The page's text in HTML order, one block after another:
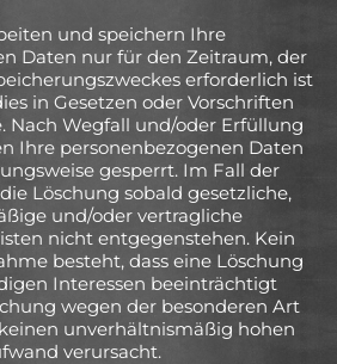
und speichern Ihre
Daten nur für den Zeitraum, der
erforderlich ist
in Gesetzen oder Vorschriften
Nach Wegfall und/oder Erfüllung
Ihre personenbezogenen Daten
gesperrt. Im Fall der
Löschung sobald gesetzliche,
und/oder vertragliche
nicht entgegenstehen. Kein
besteht, dass eine Löschung
Interessen beeinträchtigt
wegen der besonderen Art
unverhältnismäßig hohen
verursacht.